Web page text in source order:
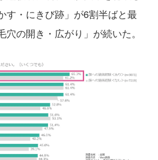
す・にきび跡」が6割半ばと最
の開き・広がり」が続いた。